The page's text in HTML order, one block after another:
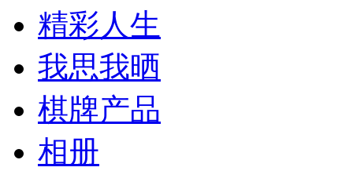
精彩人生
我思我晒
棋牌产品
相册